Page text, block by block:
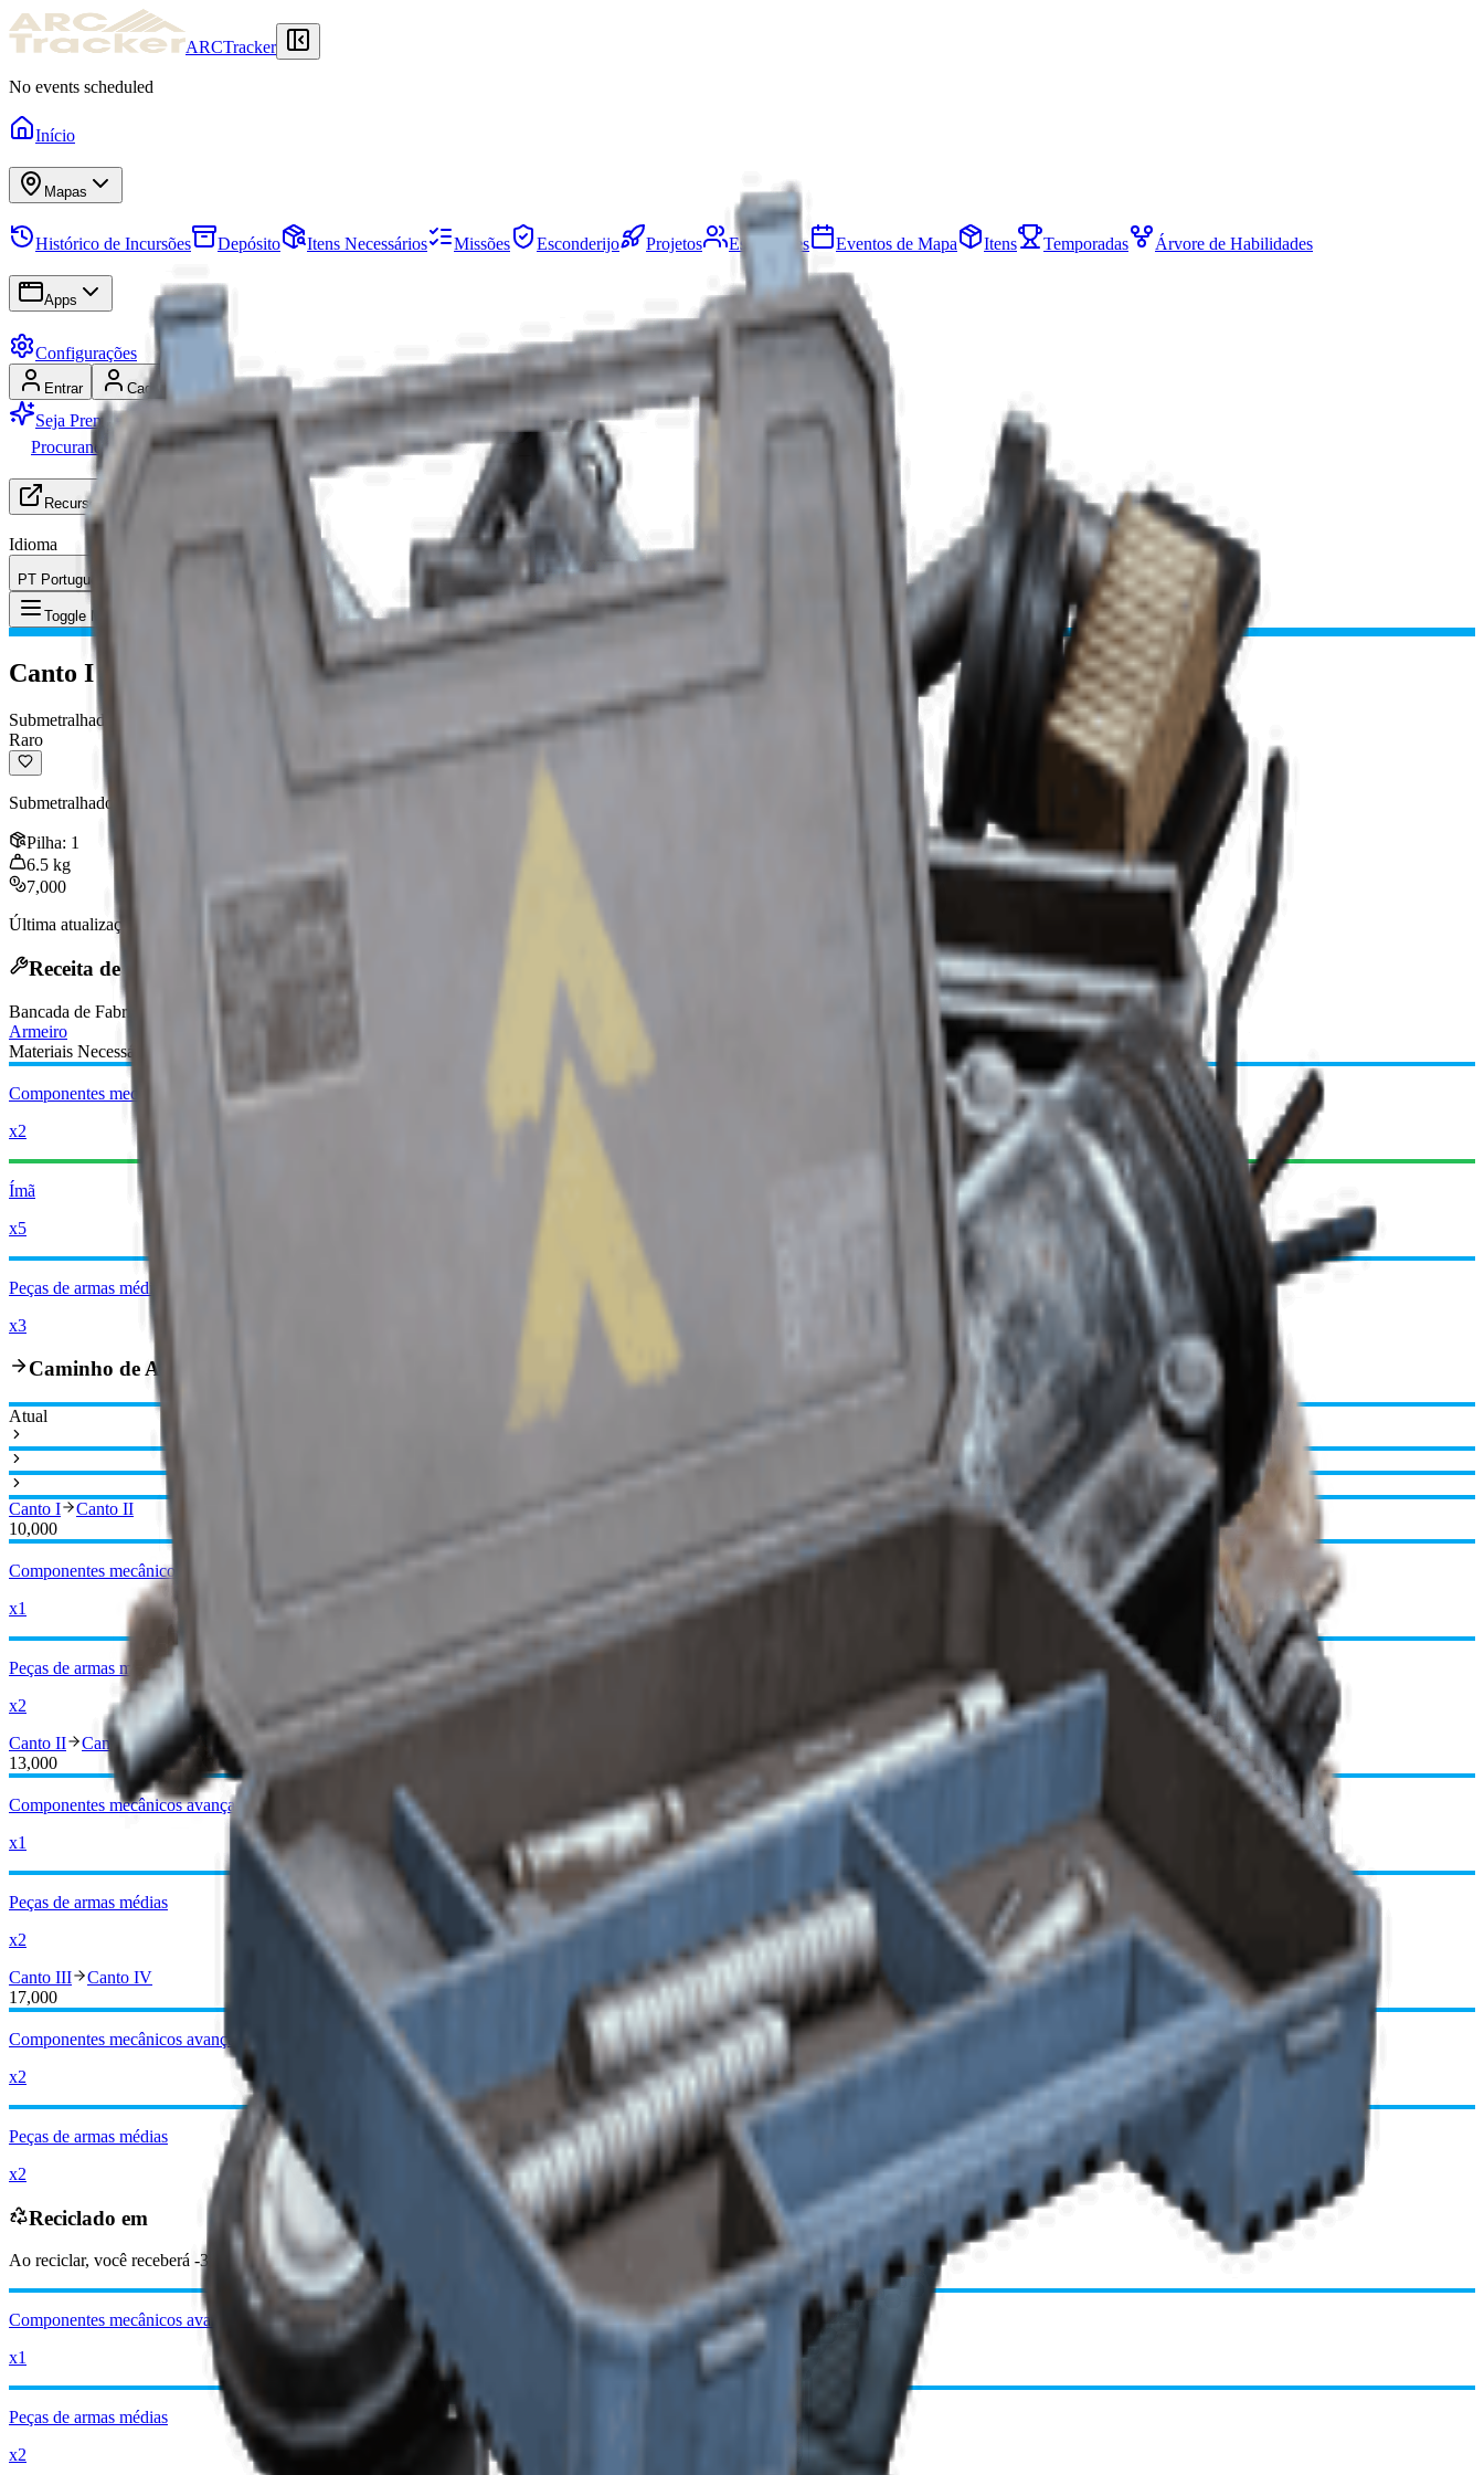
ARCTracker
No events scheduled
Início
Mapas
Histórico de Incursões Depósito Itens Necessários Missões Esconderijo Projetos Esquadrões Eventos de Mapa Itens Temporadas Árvore de Habilidades
Apps
Configurações
Entrar Cadastrar-se
Seja Premium
Procurando Grupo
Recursos
Idioma
PT Português
Toggle Menu Canto I
Canto I
Submetralhadora
Raro
Submetralhadora totalmente automática com um calibre maior.
Pilha: 1
6.5 kg
7,000
Última atualização
Receita de Fabricação
Bancada de Fabricação
Armeiro
Materiais Necessários:
Componentes mecânicos avançados
x2
Ímã
x5
Peças de armas médias
x3
Caminho de Aprimoramento
Atual
Canto I
Canto II
10,000
Componentes mecânicos avançados
x1
Peças de armas médias
x2
Canto II
Canto III
13,000
Componentes mecânicos avançados
x1
Peças de armas médias
x2
Canto III
Canto IV
17,000
Componentes mecânicos avançados
x2
Peças de armas médias
x2
Reciclado em
Ao reciclar, você receberá -3850 menos Moedas Raider
Componentes mecânicos avançados
x1
Peças de armas médias
x2